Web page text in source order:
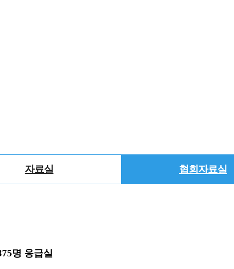
자료실 협회자료실
명 응급실